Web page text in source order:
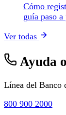
Cómo
guía paso a
Ver todas
Ayuda
Línea del Banco
800 900 2000